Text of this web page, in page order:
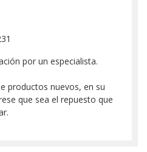
por un especialista.
productos nuevos, en su
que sea el repuesto que